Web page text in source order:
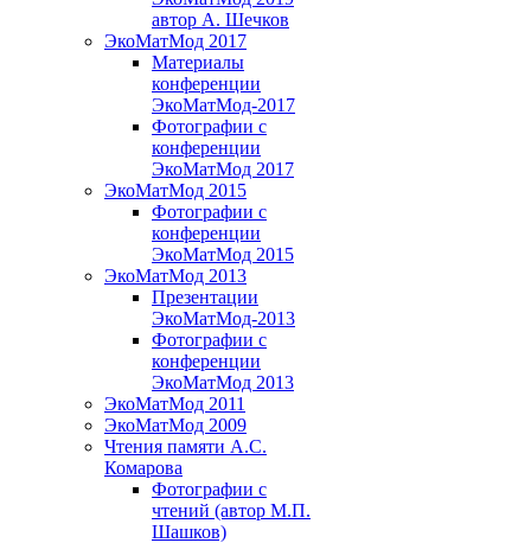
автор А. Шечков
ЭкоМатМод 2017
Материалы
конференции
ЭкоМатМод-2017
Фотографии с
конференции
ЭкоМатМод 2017
ЭкоМатМод 2015
Фотографии с
конференции
ЭкоМатМод 2015
ЭкоМатМод 2013
Презентации
ЭкоМатМод-2013
Фотографии с
конференции
ЭкоМатМод 2013
ЭкоМатМод 2011
ЭкоМатМод 2009
Чтения памяти А.С.
Комарова
Фотографии с
чтений (автор М.П.
Шашков)